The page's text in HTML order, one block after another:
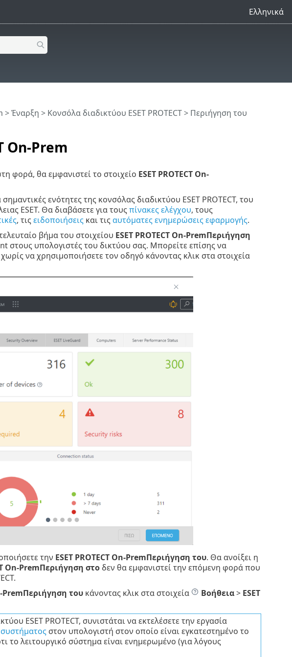
Ελληνικά
On-Prem
>Έναρξη > Κονσόλα διαδικτύου ESET PROTECT> Περιήγηση του
φορά, θα εμφανιστεί το στοιχείο ESET PROTECT On-
ενότητες της κονσόλας διαδικτύου ESET PROTECT, του
ESET. Θα διαβάσετε για τουςπίνακες ελέγχου, τους
, τιςειδοποιήσειςκαι τιςαυτόματες ενημερώσεις εφαρμογής.
βήμα του στοιχείου ESET PROTECT On-PremΠεριήγηση
στους υπολογιστές του δικτύου σας. Μπορείτε επίσης να
να χρησιμοποιήσετε τον οδηγό κάνοντας κλικ στα στοιχεία
την ESET PROTECT On-PremΠεριήγηση του. Θα ανοίξει η
On-PremΠεριήγηση στοδεν θα εμφανιστεί την επόμενη φορά που
PremΠεριήγηση του κάνοντας κλικ στα στοιχεία Βοήθεια> ESET
ESET PROTECT, συνιστάται να εκτελέσετε την εργασία
στον υπολογιστή στον οποίο είναι εγκατεστημένο το
το λειτουργικό σύστημα είναι ενημερωμένο (για λόγους